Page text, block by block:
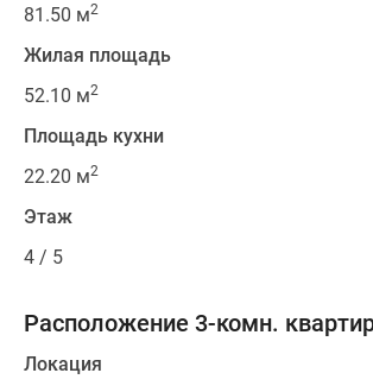
81.50 м2
Жилая площадь
52.10 м2
Площадь кухни
22.20 м2
Этаж
4 / 5
Расположение 3-комн.
Локация